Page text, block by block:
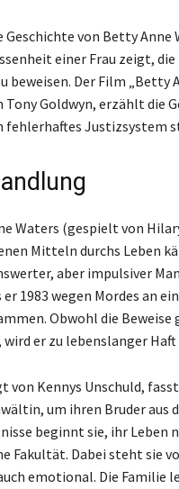
Geschichte von Betty
einer Frau zeigt,
beweisen. Der Film
Tony Goldwyn, erzählt die
fehlerhaftes Justizsystem
Waters (gespielt von
Mitteln durchs Leben
aber impulsiver
1983 wegen Mordes an
Obwohl die Beweise
er zu lebenslanger
von Kennys Unschuld,
um ihren Bruder aus
beginnt sie, ihr Leben
Fakultät. Dabei steht sie
emotional. Die Familie